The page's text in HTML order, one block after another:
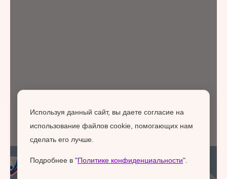
Используя данный сайт, вы даете согласие на
использование файлов cookie, помогающих нам
сделать его лучше.
Подробнее в "Политике конфиденциальности".